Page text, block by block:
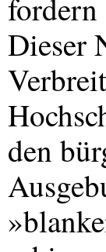
Dieser
den